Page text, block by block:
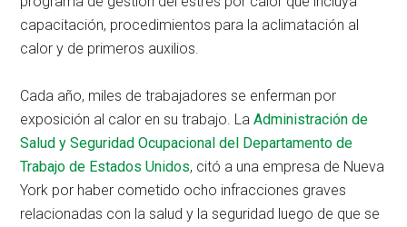
capacitación, procedimientos para la aclimatación al
calor y de primeros auxilios.
Cada año, miles de trabajadores se enferman por
exposición al calor en su trabajo. LaAdministración de
Salud y Seguridad Ocupacional del Departamento de
Trabajo de Estados Unidos, citó a una empresa de Nueva
York por haber cometido ocho infracciones graves
relacionadas con la salud y la seguridad luego de que se